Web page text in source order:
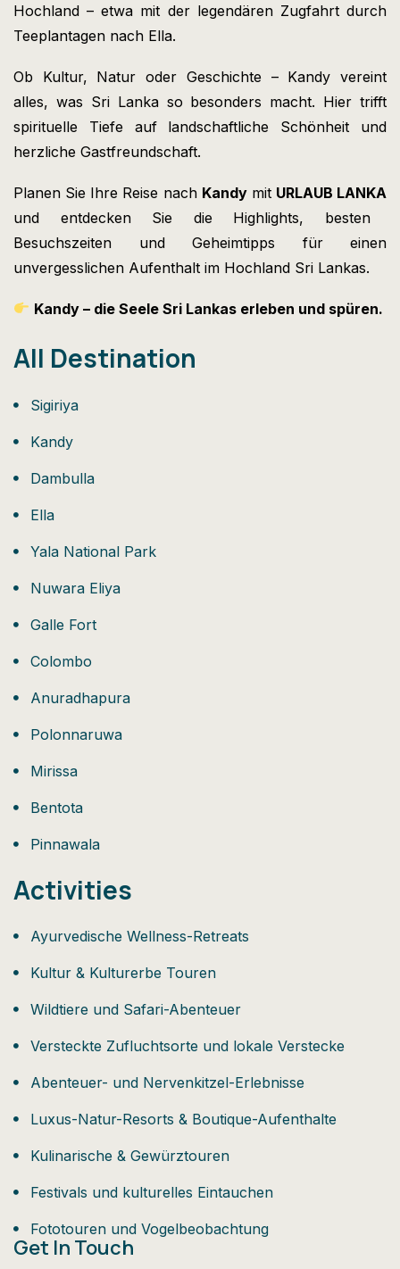
Hochland – etwa mit der legendären Zugfahrt durch
Teeplantagen nach Ella.
Ob Kultur, Natur oder Geschichte – Kandy vereint
alles, was Sri Lanka so besonders macht. Hier trifft
spirituelle Tiefe auf landschaftliche Schönheit und
herzliche Gastfreundschaft.
Planen Sie Ihre Reise nach Kandymit URLAUB LANKA
und entdecken Sie die Highlights, besten
Besuchszeiten und Geheimtipps für einen
unvergesslichen Aufenthalt im Hochland Sri Lankas.
Kandy – die Seele Sri Lankas erleben und spüren.
All Destination
Sigiriya
Kandy
Dambulla
Ella
Yala National Park
Nuwara Eliya
Galle Fort
Colombo
Anuradhapura
Polonnaruwa
Mirissa
Bentota
Pinnawala
Activities
Ayurvedische Wellness-Retreats
Kultur & Kulturerbe Touren
Wildtiere und Safari-Abenteuer
Versteckte Zufluchtsorte und lokale Verstecke
Abenteuer- und Nervenkitzel-Erlebnisse
Luxus-Natur-Resorts & Boutique-Aufenthalte
Kulinarische & Gewürztouren
Festivals und kulturelles Eintauchen
Fototouren und Vogelbeobachtung
Get In Touch